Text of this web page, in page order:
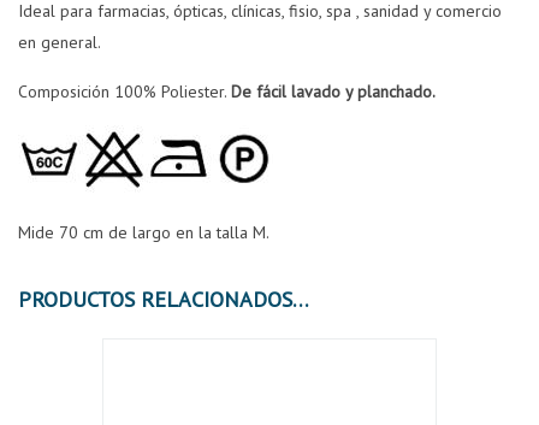
Ideal para farmacias, ópticas, clínicas, fisio, spa , sanidad y comercio
en general.
Composición 100% Poliester. De fácil lavado y planchado.
Mide 70 cm de largo en la talla M.
PRODUCTOS RELACIONADOS